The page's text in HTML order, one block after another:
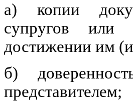
а) копии
супругов или
достижении им
б)
представителем;